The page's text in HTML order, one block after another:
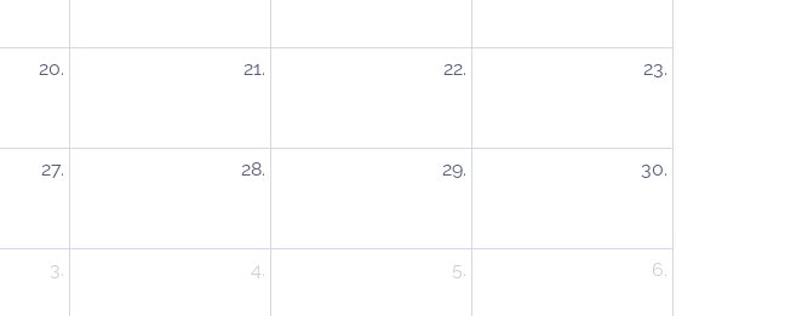
20. 21. 22. 23.
27. 28. 29. 30.
3. 4. 5. 6.